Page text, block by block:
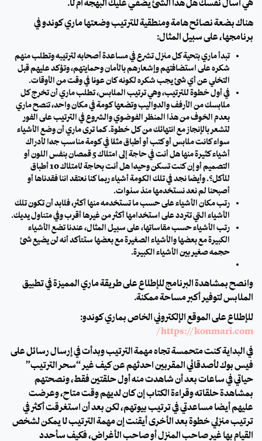
هي أسأل نفسك هل هذا الشئ يضفي عليك البهجة أم لا.
هناك بضعة نصائح هامة ومنطقية للترتيب وضعتها ماري كوندو في
برنامجها، على سبيل المثال:
تبدأ ماري بتحية كل منزل تشرع في مساعدة أصحابه لترتيبه وتطلب منهم
شكره على استضافتهم وإشعارهم بالأمان وحمايتهم، وتؤكد عليهم قبل
التخلي عن أي شئ يجب شكره لكونه كان عونًا في وقت من الأوقات.
في أول خطوة للترتيب، وهي ترتيب الملابس، تطلب ماري أن تخرج كل
ملابسك من الأرفف والدواليب وتضعها كومةً في مكان واحد، تنصح ماري
بعدم الخوف من هذا المنظر الفوضوي والشروع في الترتيب على الفور
لتشعر بالإنجاز مع انتهائك من كل خطوة. كما ترى ماري أن وضع الأشياء
سواء كانت ملابس أو كتب أو أطباق مثلًا في كومة مناسب جدًا لأدراك
أشياء كثيرة منها هل أنت في حاجة إلى امتلاك 5 قمصان بنفس اللون أو
التصميم أو إن كنت تسكن وحيدًا هل أنت بحاجة لامتلاك 10 أطباق
للأكل؟. وأيضًا نجد في تلك الكومة أشياء ربما كنا نعتقد اننا فقدناها أو
أصبحنا لم نعد نستخدمها منذ سنوات.
رتب مكان الأشياء على حسب ما تستخدمه منها أكثر، فلابد أن تكون تلك
الأشياء التي تتردد على استخدامها أكثر من غيرها أقرب وفي متناول يديك.
رتب الأشياء حسب مقاساتها، على سبيل المثال، عندنا تضع الأشياء
الكبيرة مع بعضها والأشياء الصغيرة مع بعضها ستتأكد أنه لن يضيع شئ
حجمه صغير بين الأشياء الكبيرة.
وانصح بمشاهدة البرنامج للإطلاع على طريقة ماري المميزة في تطبيق
الملابس لتوفير أكبر مساحة ممكنة.
للإطلاع على الموقع الإلكتروني الخاص بماري كوندو:
https://konmari.com/
في البداية كنت متحمسة تجاه مهمة الترتيب وبدأت في إرسال رسائل على
فيس بوك لأصدقائي المقربين احدثهم عن كيف غير “سحر الترتيب”
حياتي في ساعات بعد أن شاهدت منه أول حلقتين فقط، ونصحتهم
بمشاهدة حلقاته وقراءة الكتاب إن كان لديهم وقت متاح، وعرضت
عليهم أيضًا مساعدتي في ترتيب بيوتهم، لكن بعد أن استغرقت أكثر في
ترتيب منزلي خطوة بعد الأخرى أيقنت إن مهمة الترتيب لا يمكن لشخص
القيام بها غير صاحب المنزل أو صاحب الأغراض، فكيف سأحدد